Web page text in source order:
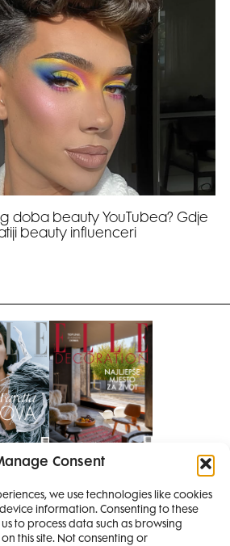
Consent
we use technologies like cookies
information. Consenting to these
to process data such as browsing
this site. Not consenting or
doba beauty YouTubea? Gdje
beauty influenceri
se na časopis
PRETPLATITE SE
SMANJI